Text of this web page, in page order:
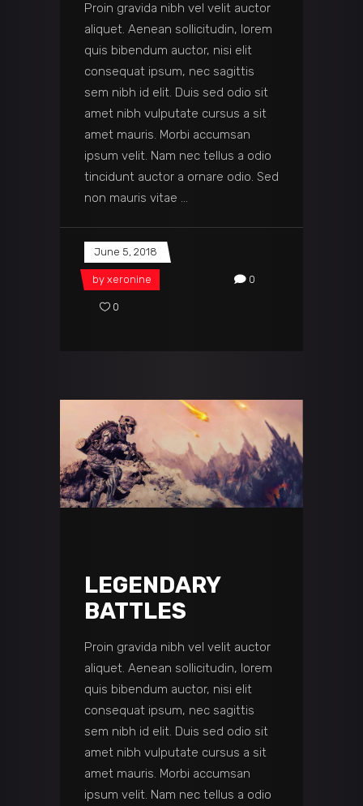
Proin gravida nibh vel velit auctor
aliquet. Aenean sollicitudin, lorem
quis bibendum auctor, nisi elit
consequat ipsum, nec sagittis
sem nibh id elit. Duis sed odio sit
amet nibh vulputate cursus a sit
amet mauris. Morbi accumsan
ipsum velit. Nam nec tellus a odio
tincidunt auctor a ornare odio. Sed
non mauris vitae
June 5, 2018
by xeronine 0
0
LEGENDARY
BATTLES
Proin gravida nibh vel velit auctor
aliquet. Aenean sollicitudin, lorem
quis bibendum auctor, nisi elit
consequat ipsum, nec sagittis
sem nibh id elit. Duis sed odio sit
amet nibh vulputate cursus a sit
amet mauris. Morbi accumsan
ipsum velit. Nam nec tellus a odio